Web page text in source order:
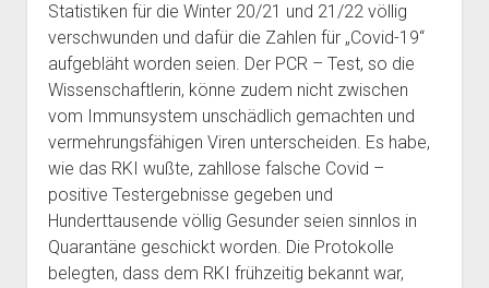
Statistiken für die Winter 20/21 und 21/22 völlig
verschwunden und dafür die Zahlen für „Covid-19“
aufgebläht worden seien. Der PCR – Test, so die
Wissenschaftlerin, könne zudem nicht zwischen
vom Immunsystem unschädlich gemachten und
vermehrungsfähigen Viren unterscheiden. Es habe,
wie das RKI wußte, zahllose falsche Covid –
positive Testergebnisse gegeben und
Hunderttausende völlig Gesunder seien sinnlos in
Quarantäne geschickt worden. Die Protokolle
belegten, dass dem RKI frühzeitig bekannt war,